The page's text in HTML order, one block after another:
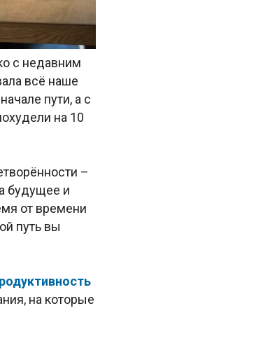
с недавним
всё наше
пути, а с
на 10
–
будущее и
от времени
путь вы
на которые